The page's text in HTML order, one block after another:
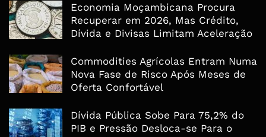
Economia Moçambicana Procura
Recuperar em 2026, Mas Crédito,
Dívida e Divisas Limitam Aceleração
Commodities Agrícolas Entram Numa
Nova Fase de Risco Após Meses de
Oferta Confortável
Dívida Pública Sobe Para 75,2% do
PIB e Pressão Desloca-se Para o